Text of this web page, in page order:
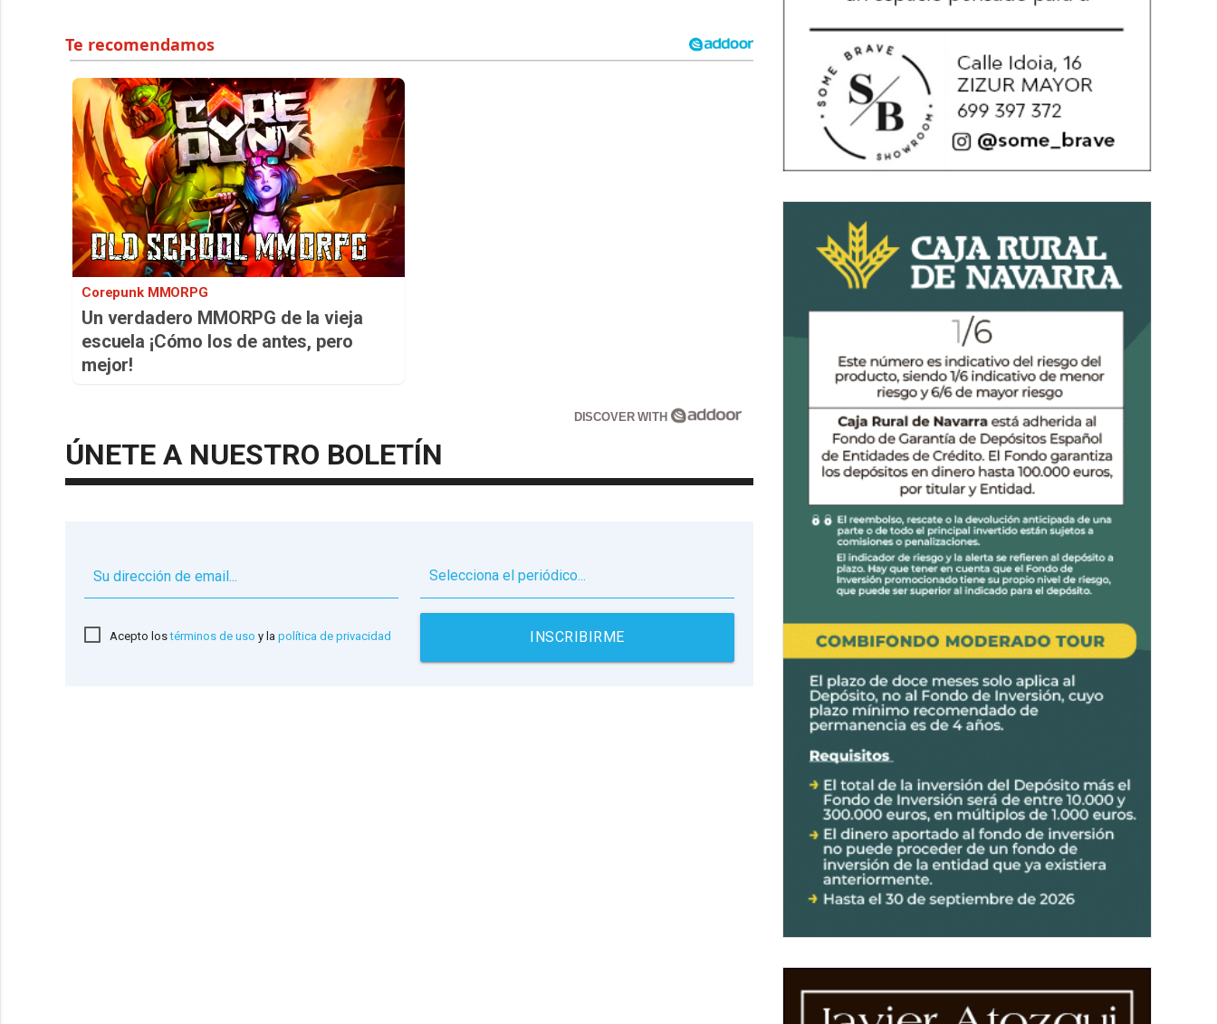
Corepunk MMORPG
Un verdadero MMORPG de la vieja
escuela ¡Cómo los de antes, pero
mejor!
DISCOVER WITH
ÚNETE A NUESTRO BOLETÍN
Acepto lostérminos de uso y la política de privacidad INSCRIBIRME